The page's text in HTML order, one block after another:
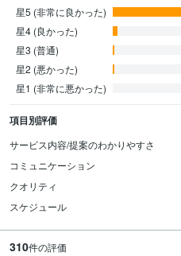
星5 (非常に良かった)
星4 (良かった)
星3 (普通)
星2 (悪かった)
星1 (非常に悪かった)
項目別評価
サービス内容/提案のわかりやすさ
コミュニケーション
クオリティ
スケジュール
310件の評価